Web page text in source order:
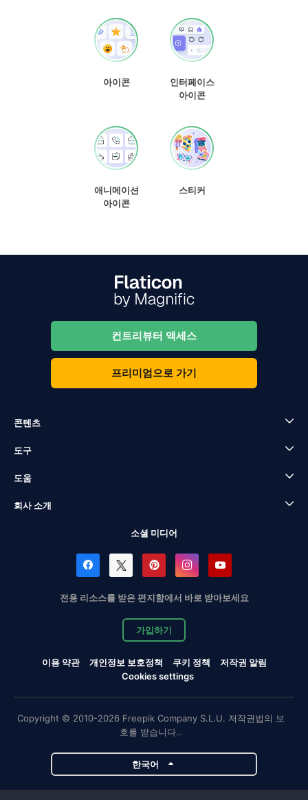
아이콘
인터페이스
아이콘
애니메이션
아이콘
스티커
컨트리뷰터 액세스
프리미엄으로 가기
콘텐츠
도구
도움
회사 소개
소셜 미디어
전용 리소스를 받은 편지함에서 바로 받아보세요
가입하기
이용 약관 개인정보 보호정책 쿠키 정책
저작권 알림
Cookies settings
Copyright © 2010-2026 Freepik Company S.L.U. 저작권법의 보
호를 받습니다..
한국어